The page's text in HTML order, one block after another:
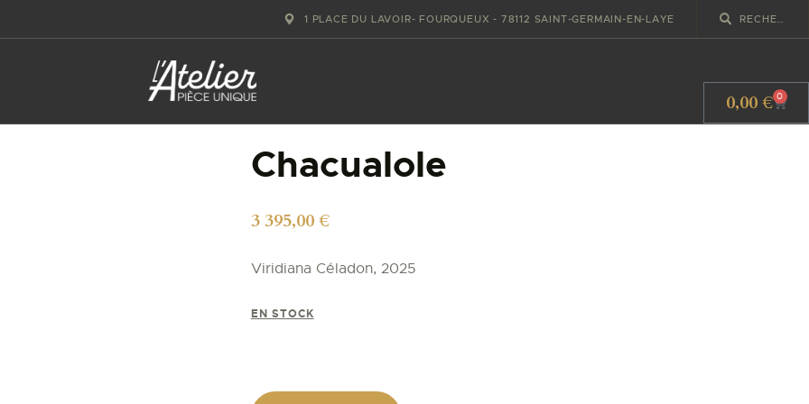
1 PLACE DU LAVOIR- FOURQUEUX - 78112 SAINT-GERMAIN-EN-LAYE
0,00€ 0
GALERIE D’ART
ATELIERS D’ART
Chacualole
3 395,00€
Viridiana Céladon, 2025
EN STOCK